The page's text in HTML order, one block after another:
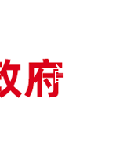
首页